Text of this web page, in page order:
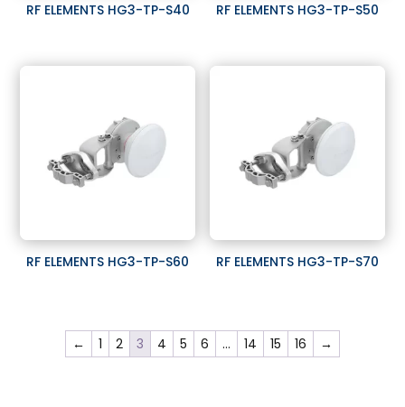
RF ELEMENTS HG3-TP-S40 RF ELEMENTS HG3-TP-S50
RF ELEMENTS HG3-TP-S60 RF ELEMENTS HG3-TP-S70
← 1 2 3 4 5 6 … 14 15 16 →